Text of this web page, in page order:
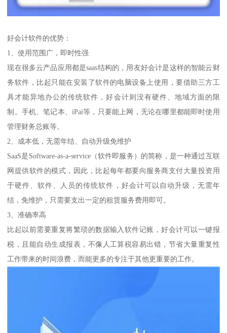
好会计软件的优势：
1、使用范围广，即时性强
现在很多云产品应用都是saas结构的，用友好会计是这样的智能云财
务软件，比起只能在安装了软件的电脑设备上使用，要借助三方工
具才能异地办公的传统软件，好会计则没有硬件、地域方面的限
制。手机、笔记本、iPai等，只要能上网，无论在哪里都能即时使用
管理财务总账等。
2、成本低，无需年结、自动升级免维护
SaaS是Software-as-a-service（软件即服务）的简称，是一种通过互联
网提供软件的模式，因此，比起每年都要向服务商支付大量投资用
于硬件、软件、人员的传统软件，好会计可以自动升级，无需年
结，免维护，只需要支出一定的租赁服务费用即可。
3、准确率高
比起以前需要重复将繁琐的数据输入软件记账，好会计可以一键报
税，且能自动生成报表，不像人工算税容易出错，节省大量重复性
工作带来的时间浪费，而能更多的专注于其他更重要的工作。